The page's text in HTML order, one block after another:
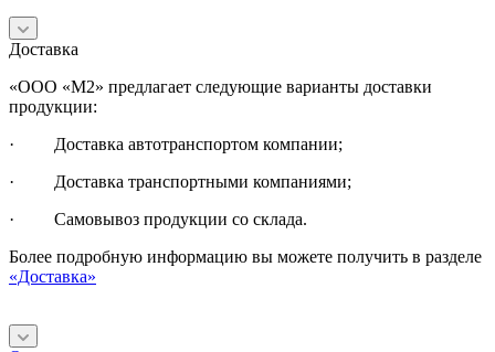
Доставка
«ООО «М2» предлагает следующие варианты доставки
продукции:
· Доставка автотранспортом компании;
· Доставка транспортными компаниями;
· Самовывоз продукции со склада.
Более подробную информацию вы можете получить в разделе
«Доставка»